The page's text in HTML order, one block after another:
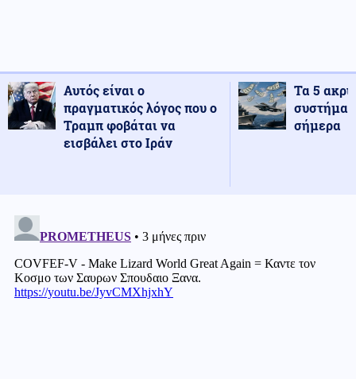
Αυτός είναι ο
πραγματικός λόγος που ο
Τραμπ φοβάται να
εισβάλει στο Ιράν
Τα 5
σήμερα